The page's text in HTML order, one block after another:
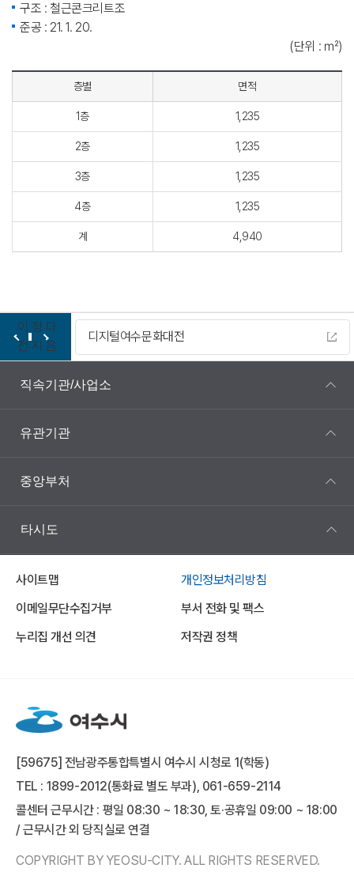
구조 : 철근콘크리트조
준공 : 21. 1. 20.
(단위 : ㎡)
층별 면적
1층 1,235
2층 1,235
3층 1,235
4층 1,235
계 4,940
이
전
정
지
다
음
디지털여수문화대전
직속기관/사업소
유관기관
중앙부처
타시도
사이트맵
개인정보처리방침
이메일무단수집거부
부서 전화 및 팩스
누리집 개선 의견
저작권 정책
[59675] 전남광주통합특별시 여수시 시청로 1(학동)
TEL : 1899-2012(통화료 별도 부과), 061-659-2114
콜센터 근무시간 : 평일 08:30 ~ 18:30, 토·공휴일 09:00 ~ 18:00
/ 근무시간 외 당직실로 연결
COPYRIGHT BY YEOSU-CITY. ALL RIGHTS RESERVED.